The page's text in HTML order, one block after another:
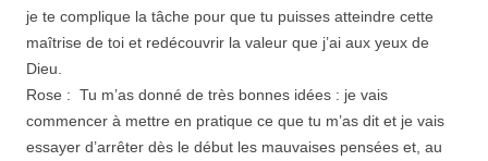
je te complique la tâche pour que tu puisses atteindre cette
maîtrise de toi et redécouvrir la valeur que j’ai aux yeux de
Dieu.
Rose : Tu m’as donné de très bonnes idées : je vais
commencer à mettre en pratique ce que tu m’as dit et je vais
essayer d’arrêter dès le début les mauvaises pensées et, au